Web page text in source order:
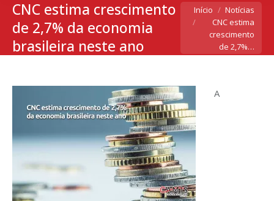
CNC estima crescimento
de 2,7% da economia
brasileira neste ano
Você está aqui:
Início
Notícias
CNC estima
crescimento
de 2,7%…
A